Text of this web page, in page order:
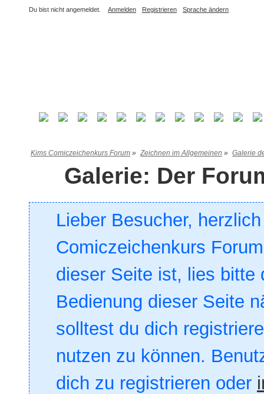
Du bist nicht angemeldet. Anmelden Registrieren Sprache ändern
Kims Comiczeichenkurs Forum » Zeichnen im Allgemeinen » Galerie
Galerie: Der
Lieber Besucher,
Comiczeichenkurs
dieser Seite ist, lies bitte
Bedienung dieser Seite
solltest du dich
nutzen zu können.
dich zu registrieren oder